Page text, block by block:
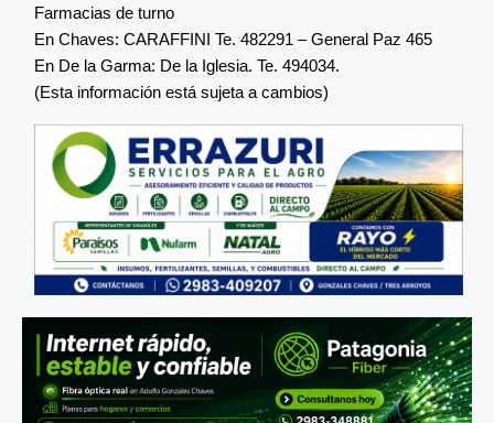
Farmacias de turno
En Chaves: CARAFFINI Te. 482291 – General Paz 465
En De la Garma: De la Iglesia. Te. 494034.
(Esta información está sujeta a cambios)